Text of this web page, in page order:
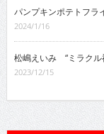
パンプキンポテトフラ
2024/1/16
松嶋えいみ “ミラクル
2023/12/15